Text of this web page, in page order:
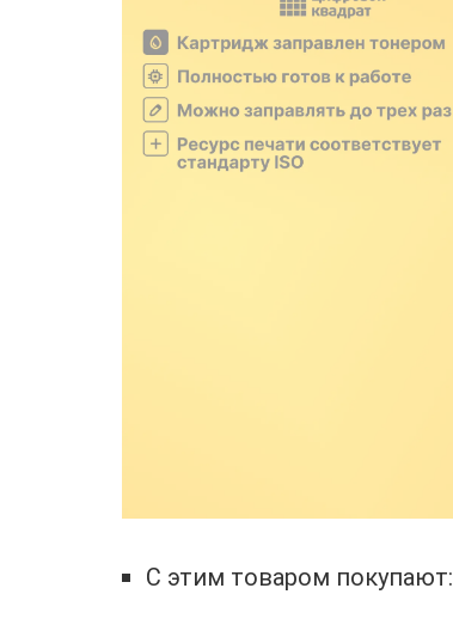
С этим товаром покупают: